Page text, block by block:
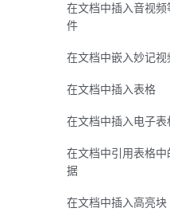
在文档中插入音视频
件
在文档中嵌入妙记视
在文档中插入表格
在文档中插入电子表
在文档中引用表格中
据
在文档中插入高亮块